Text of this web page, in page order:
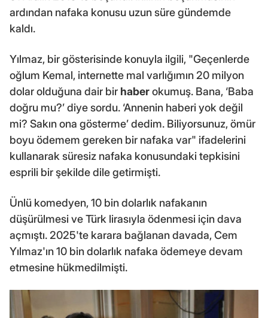
ardından nafaka konusu uzun süre gündemde
kaldı.
Yılmaz, bir gösterisinde konuyla ilgili, "Geçenlerde
oğlum Kemal, internette mal varlığımın 20 milyon
dolar olduğuna dair bir haberokumuş. Bana, ‘Baba
doğru mu?’ diye sordu. ‘Annenin haberi yok değil
mi? Sakın ona gösterme’ dedim. Biliyorsunuz, ömür
boyu ödemem gereken bir nafaka var" ifadelerini
kullanarak süresiz nafaka konusundaki tepkisini
esprili bir şekilde dile getirmişti.
Ünlü komedyen, 10 bin dolarlık nafakanın
düşürülmesi ve Türk lirasıyla ödenmesi için dava
açmıştı. 2025'te karara bağlanan davada, Cem
Yılmaz'ın 10 bin dolarlık nafaka ödemeye devam
etmesine hükmedilmişti.